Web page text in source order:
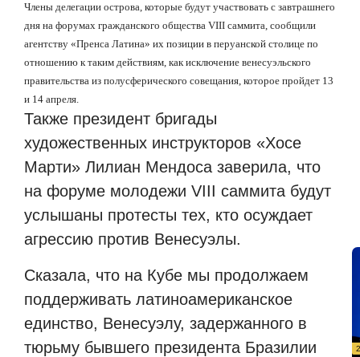
Члены делегации острова, которые будут участвовать с завтрашнего
дня на форумах гражданского общества VIII саммита, сообщили
агентству «Пренса Латина» их позиции в перуанской столице по
отношению к таким действиям, как исключение венесуэльского
правительства из полусферического совещания, которое пройдет 13
и 14 апреля.
Также президент бригады
художественных инструкторов «Хосе
Марти» Лилиан Мендоса заверила, что
на форуме молодежи VIII саммита будут
услышаны протесты тех, кто осуждает
агрессию против Венесуэлы.
Сказала, что на Кубе мы продолжаем
поддерживать латиноамериканское
единство, Венесуэлу, задержанного в
тюрьму бывшего президента Бразилии